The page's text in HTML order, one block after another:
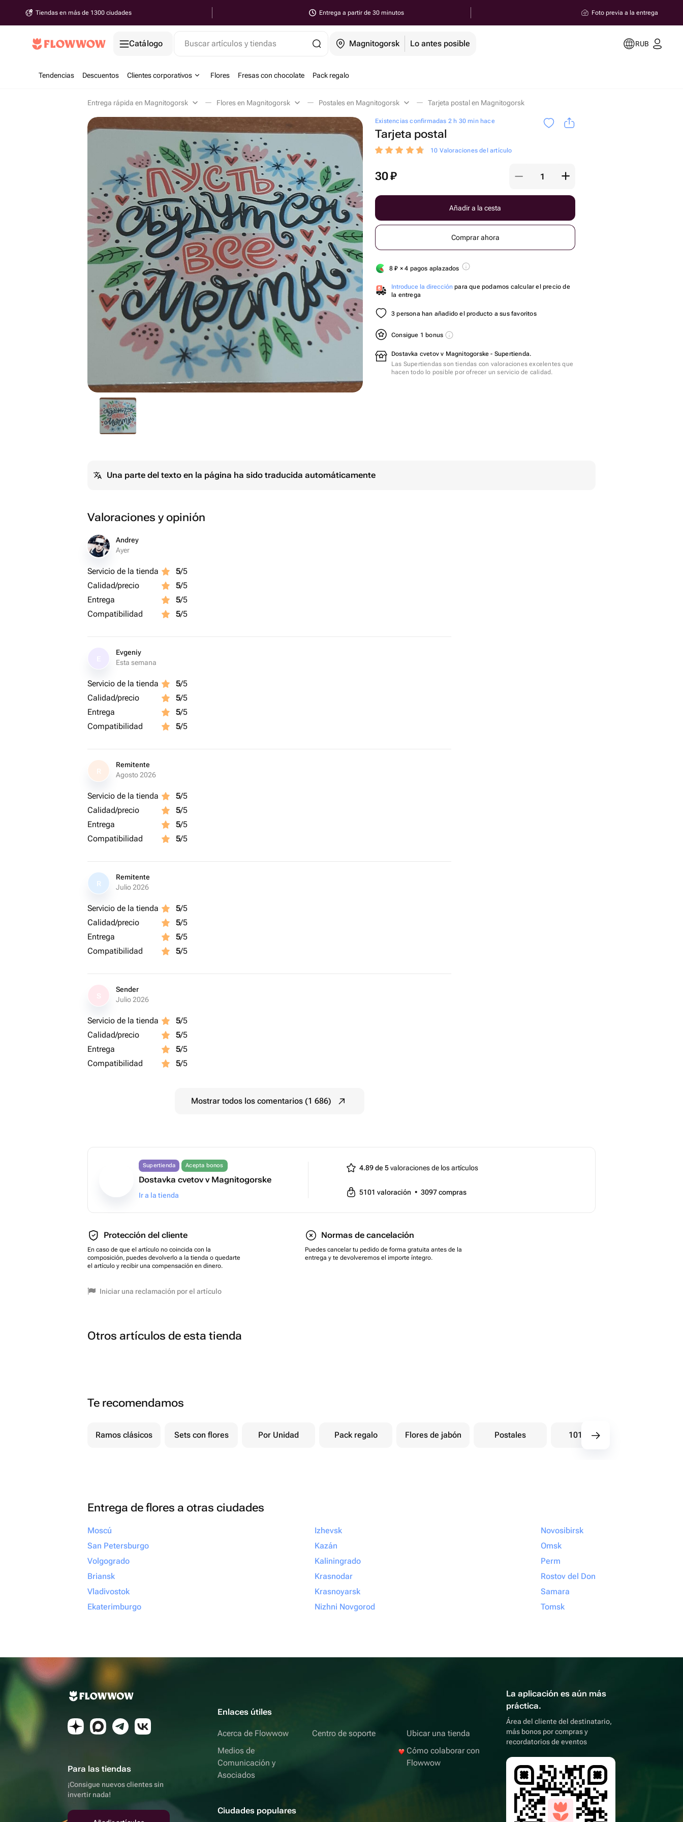
Tiendas en más de 1300 ciudades Entrega a partir de 30 minutos Foto previa a la entrega
Catálogo Buscar artículos y tiendas Magnitogorsk Lo antes posible RUB
Tendencias Descuentos Clientes corporativos Flores Fresas con chocolate Pack regalo
Entrega rápida en Magnitogorsk Flores en Magnitogorsk Postales en Magnitogorsk Tarjeta postal en Magnitogorsk
Existencias confirmadas 2 h 30 min hace
Tarjeta postal
10 Valoraciones del artículo
30₽
Añadir a la cesta
Comprar ahora
8₽ × 4 pagos aplazados
Introduce la dirección para que podamos calcular el precio de
la entrega
3 persona han añadido el producto a sus favoritos
Consigue 1 bonus
Dostavka cvetov v Magnitogorske - Supertienda.
Las Supertiendas son tiendas con valoraciones excelentes que
hacen todo lo posible por ofrecer un servicio de calidad.
Una parte del texto en la página ha sido traducida automáticamente
Valoraciones y opinión
Andrey
Ayer
Servicio de la tienda 5/5
Calidad/precio
5/5
Entrega
5/5
Compatibilidad
5/5
Evgeniy
Esta semana
Servicio de la tienda 5/5
Calidad/precio
5/5
Entrega
5/5
Compatibilidad
5/5
R
Remitente
Agosto 2026
Servicio de la tienda 5/5
Calidad/precio
5/5
Entrega
5/5
Compatibilidad
5/5
R
Remitente
Julio 2026
Servicio de la tienda 5/5
Calidad/precio
5/5
Entrega
5/5
Compatibilidad
5/5
Sender
Julio 2026
Servicio de la tienda 5/5
Calidad/precio
5/5
Entrega
5/5
Compatibilidad
5/5
Mostrar todos los comentarios (1 686)
Supertienda Acepta bonos
Dostavka cvetov v Magnitogorske
Ir a la tienda
4.89 de 5valoraciones de los artículos
5101 valoración • 3097compras
Protección del cliente
En caso de que el artículo no coincida con la
composición, puedes devolverlo a la tienda o quedarte
el artículo y recibir una compensación en dinero.
Normas de cancelación
Puedes cancelar tu pedido de forma gratuita antes de la
entrega y te devolveremos el importe íntegro.
Iniciar una reclamación por el artículo
Otros artículos de esta tienda
Te recomendamos
Ramos clásicos Sets con flores Por Unidad Pack regalo Flores de jabón Postales 101 Rosas
Entrega de flores a otras ciudades
Moscú
San Petersburgo
Volgogrado
Briansk
Vladivostok
Ekaterimburgo
Izhevsk
Kazán
Kaliningrado
Krasnodar
Krasnoyarsk
Nizhni Novgorod
Novosibirsk
Omsk
Perm
Rostov del Don
Samara
Tomsk
Para las tiendas
¡Consigue nuevos clientes sin
invertir nada!
Enlaces útiles
Acerca de Flowwow
Medios de
Comunicación y
Asociados
Centro de soporte
Ubicar una tienda
Cómo colaborar con
Flowwow
Ciudades populares
La aplicación es aún más
práctica.
Área del cliente del destinatario,
más bonos por compras y
recordatorios de eventos